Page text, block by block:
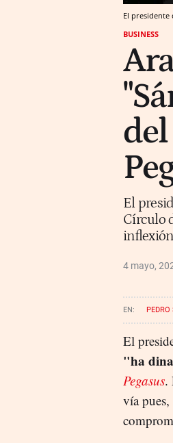
El presidente
BUSINESS
El
Círculo
4 mayo,
El
"ha
Pegasus.
vía